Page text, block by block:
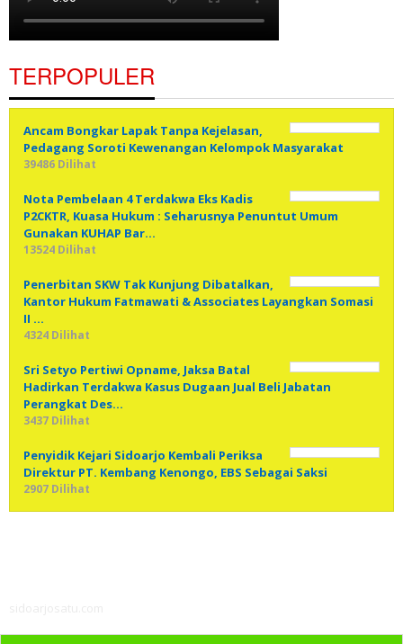
TERPOPULER
Ancam Bongkar Lapak Tanpa Kejelasan,
Pedagang Soroti Kewenangan Kelompok Masyarakat
39486 Dilihat
Nota Pembelaan 4 Terdakwa Eks Kadis
P2CKTR, Kuasa Hukum : Seharusnya Penuntut Umum
Gunakan KUHAP Bar…
13524 Dilihat
Penerbitan SKW Tak Kunjung Dibatalkan,
Kantor Hukum Fatmawati & Associates Layangkan Somasi
II …
4324 Dilihat
Sri Setyo Pertiwi Opname, Jaksa Batal
Hadirkan Terdakwa Kasus Dugaan Jual Beli Jabatan
Perangkat Des…
3437 Dilihat
Penyidik Kejari Sidoarjo Kembali Periksa
Direktur PT. Kembang Kenongo, EBS Sebagai Saksi
2907 Dilihat